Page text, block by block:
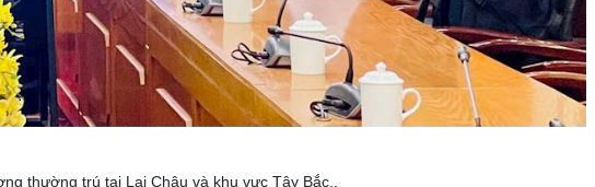
thường trú tại Lai Châu và khu vực Tây Bắc..